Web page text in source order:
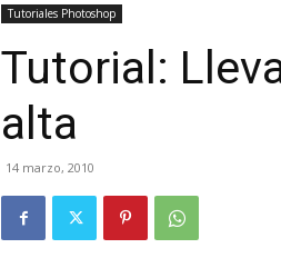
Tutoriales Photoshop
Tutorial:
alta
14 marzo, 2010